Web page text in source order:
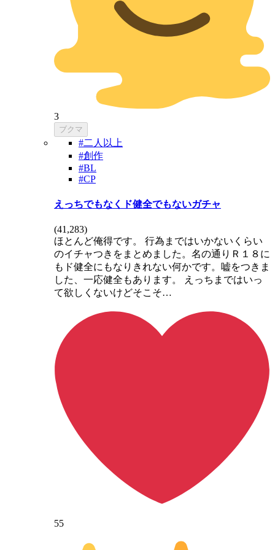
3
ブクマ
#二人以上
#創作
#BL
#CP
えっちでもなくド健全でもないガチャ
(41,283)
ほとんど俺得です。 行為まではいかないくらい
のイチャつきをまとめました。名の通りＲ１８に
もド健全にもなりきれない何かです。嘘をつきま
した、一応健全もあります。 えっちまではいっ
て欲しくないけどそこそ…
55